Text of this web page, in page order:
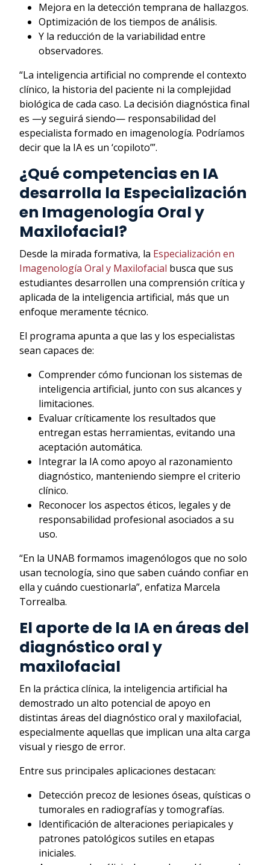
Mejora en la detección temprana de hallazgos.
Optimización de los tiempos de análisis.
Y la reducción de la variabilidad entre
observadores.
“La inteligencia artificial no comprende el contexto
clínico, la historia del paciente ni la complejidad
biológica de cada caso. La decisión diagnóstica final
es —y seguirá siendo— responsabilidad del
especialista formado en imagenología. Podríamos
decir que la IA es un ‘copiloto’”.
¿Qué competencias en IA
desarrolla la Especialización
en Imagenología Oral y
Maxilofacial?
Desde la mirada formativa, la Especialización en
Imagenología Oral y Maxilofacial busca que sus
estudiantes desarrollen una comprensión crítica y
aplicada de la inteligencia artificial, más que un
enfoque meramente técnico.
El programa apunta a que las y los especialistas
sean capaces de:
Comprender cómo funcionan los sistemas de
inteligencia artificial, junto con sus alcances y
limitaciones.
Evaluar críticamente los resultados que
entregan estas herramientas, evitando una
aceptación automática.
Integrar la IA como apoyo al razonamiento
diagnóstico, manteniendo siempre el criterio
clínico.
Reconocer los aspectos éticos, legales y de
responsabilidad profesional asociados a su
uso.
“En la UNAB formamos imagenólogos que no solo
usan tecnología, sino que saben cuándo confiar en
ella y cuándo cuestionarla”, enfatiza Marcela
Torrealba.
El aporte de la IA en áreas del
diagnóstico oral y
maxilofacial
En la práctica clínica, la inteligencia artificial ha
demostrado un alto potencial de apoyo en
distintas áreas del diagnóstico oral y maxilofacial,
especialmente aquellas que implican una alta carga
visual y riesgo de error.
Entre sus principales aplicaciones destacan:
Detección precoz de lesiones óseas, quísticas o
tumorales en radiografías y tomografías.
Identificación de alteraciones periapicales y
patrones patológicos sutiles en etapas
iniciales.